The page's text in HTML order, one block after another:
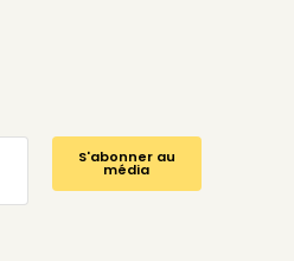
S'abonner au
média